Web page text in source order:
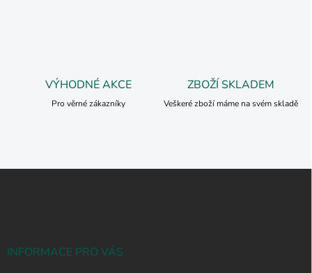
VÝHODNÉ AKCE
Pro věrné zákazníky
ZBOŽÍ SKLADEM
Veškeré zboží máme na svém skladě
Z
INFORMACE PRO VÁS